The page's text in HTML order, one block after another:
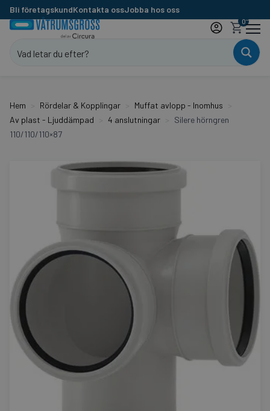
Bli företagskundKontakta ossJobba hos oss
0
Hem Rördelar & Kopplingar
Muffat avlopp - Inomhus
Av plast - Ljuddämpad
4 anslutningar
Silere hörngren
110/110/110×87